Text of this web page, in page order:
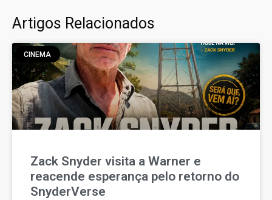
Artigos Relacionados
CINEMA
Zack Snyder visita a Warner e
reacende esperança pelo retorno do
SnyderVerse